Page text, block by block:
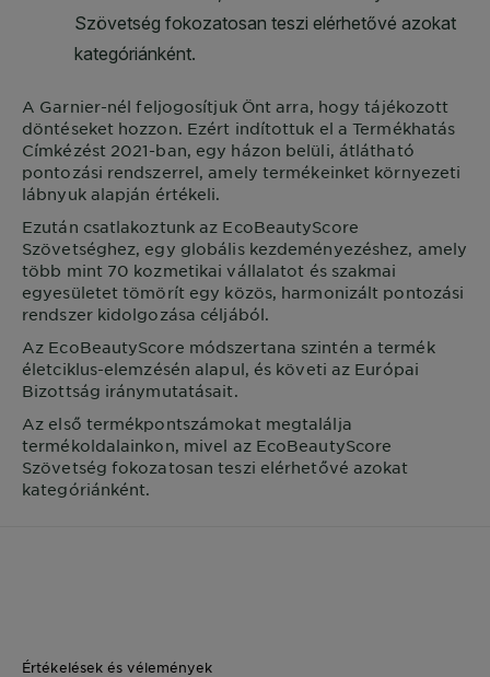
A Garnier-nél feljogosítjuk Önt arra, hogy tájékozott
döntéseket hozzon. Ezért indítottuk el a Termékhatás
Címkézést 2021-ban, egy házon belüli, átlátható
pontozási rendszerrel, amely termékeinket környezeti
lábnyuk alapján értékeli.
Ezután csatlakoztunk az EcoBeautyScore
Szövetséghez, egy globális kezdeményezéshez, amely
több mint 70 kozmetikai vállalatot és szakmai
egyesületet tömörít egy közös, harmonizált pontozási
rendszer kidolgozása céljából.
Az EcoBeautyScore módszertana szintén a termék
életciklus-elemzésén alapul, és követi az Európai
Bizottság iránymutatásait.
Az első termékpontszámokat megtalálja
termékoldalainkon, mivel az EcoBeautyScore
Szövetség fokozatosan teszi elérhetővé azokat
kategóriánként.
Értékelések és vélemények